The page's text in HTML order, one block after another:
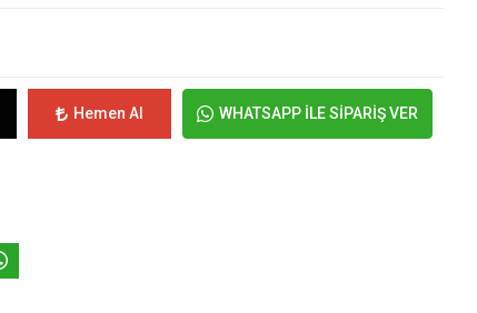
Hemen Al WHATSAPP İLE SİPARİŞ VER